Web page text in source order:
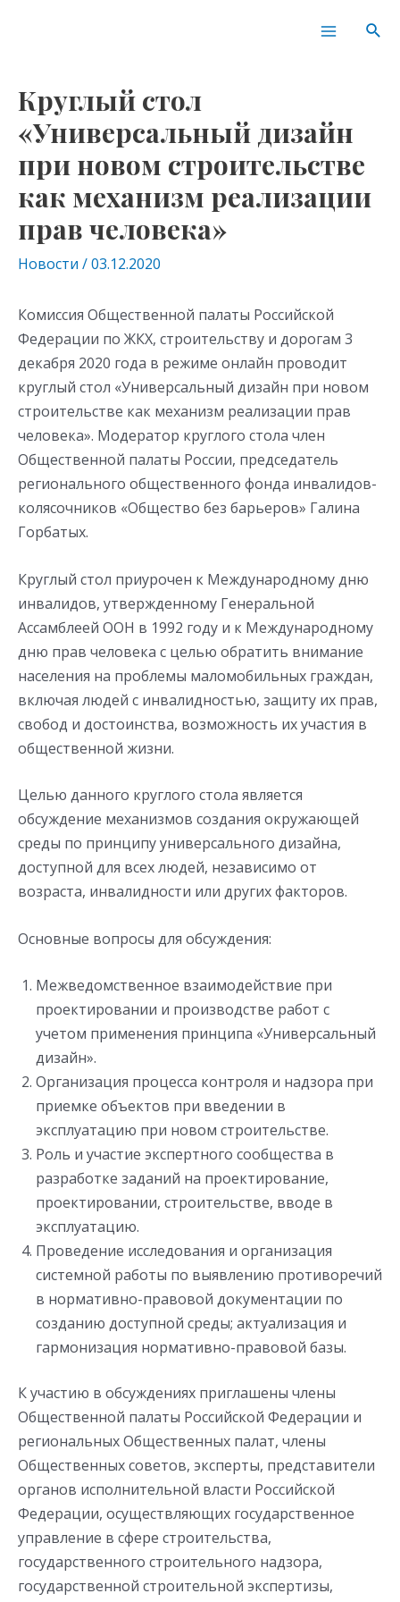
Main
Круглый стол
«Универсальный дизайн
при новом строительстве
как механизм реализации
прав человека»
Новости /03.12.2020
Комиссия Общественной палаты Российской
Федерации по ЖКХ, строительству и дорогам 3
декабря 2020 года в режиме онлайн проводит
круглый стол «Универсальный дизайн при новом
строительстве как механизм реализации прав
человека». Модератор круглого стола член
Общественной палаты России, председатель
регионального общественного фонда инвалидов-
колясочников «Общество без барьеров» Галина
Горбатых.
Круглый стол приурочен к Международному дню
инвалидов, утвержденному Генеральной
Ассамблеей ООН в 1992 году и к Международному
дню прав человека с целью обратить внимание
населения на проблемы маломобильных граждан,
включая людей с инвалидностью, защиту их прав,
свобод и достоинства, возможность их участия в
общественной жизни.
Целью данного круглого стола является
обсуждение механизмов создания окружающей
среды по принципу универсального дизайна,
доступной для всех людей, независимо от
возраста, инвалидности или других факторов.
Основные вопросы для обсуждения:
Межведомственное взаимодействие при
проектировании и производстве работ с
учетом применения принципа «Универсальный
дизайн».
Организация процесса контроля и надзора при
приемке объектов при введении в
эксплуатацию при новом строительстве.
Роль и участие экспертного сообщества в
разработке заданий на проектирование,
проектировании, строительстве, вводе в
эксплуатацию.
Проведение исследования и организация
системной работы по выявлению противоречий
в нормативно-правовой документации по
созданию доступной среды; актуализация и
гармонизация нормативно-правовой базы.
К участию в обсуждениях приглашены члены
Общественной палаты Российской Федерации и
региональных Общественных палат, члены
Общественных советов, эксперты, представители
органов исполнительной власти Российской
Федерации, осуществляющих государственное
управление в сфере строительства,
государственного строительного надзора,
государственной строительной экспертизы,